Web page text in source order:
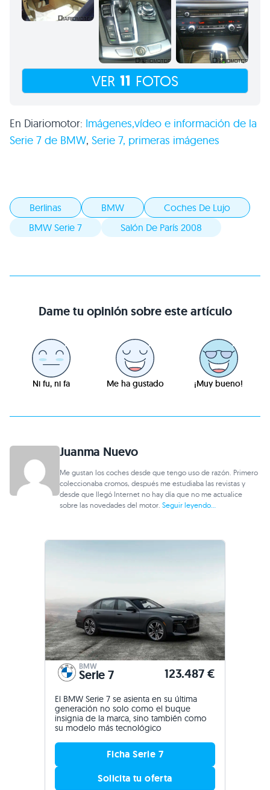
VER 11 FOTOS
En Diariomotor: Imágenes,vídeo e información de la
Serie 7 de BMW, Serie 7, primeras imágenes
Berlinas BMW
Coches De Lujo
BMW Serie 7
Salón De París 2008
Dame tu opinión sobre este artículo
Ni fu, ni fa Me ha gustado ¡Muy bueno!
Juanma Nuevo
Me gustan los coches desde que tengo uso de razón. Primero
coleccionaba cromos, después me estudiaba las revistas y
desde que llegó Internet no hay día que no me actualice
sobre las novedades del motor.Seguir leyendo...
BMW
Serie 7 123.487 €
El BMW Serie 7 se asienta en su última
generación no solo como el buque
insignia de la marca, sino también como
su modelo más tecnológico
Ficha Serie 7
Solicita tu oferta